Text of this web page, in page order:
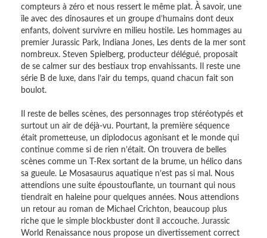
compteurs à zéro et nous ressert le même plat. À savoir, une
île avec des dinosaures et un groupe d’humains dont deux
enfants, doivent survivre en milieu hostile. Les hommages au
premier Jurassic Park, Indiana Jones, Les dents de la mer sont
nombreux. Steven Spielberg, producteur délégué, proposait
de se calmer sur des bestiaux trop envahissants. Il reste une
série B de luxe, dans l’air du temps, quand chacun fait son
boulot.
Il reste de belles scènes, des personnages trop stéréotypés et
surtout un air de déjà-vu. Pourtant, la première séquence
était prometteuse, un diplodocus agonisant et le monde qui
continue comme si de rien n’était. On trouvera de belles
scènes comme un T-Rex sortant de la brume, un hélico dans
sa gueule. Le Mosasaurus aquatique n’est pas si mal. Nous
attendions une suite époustouflante, un tournant qui nous
tiendrait en haleine pour quelques années. Nous attendions
un retour au roman de Michael Crichton, beaucoup plus
riche que le simple blockbuster dont il accouche. Jurassic
World Renaissance nous propose un divertissement correct